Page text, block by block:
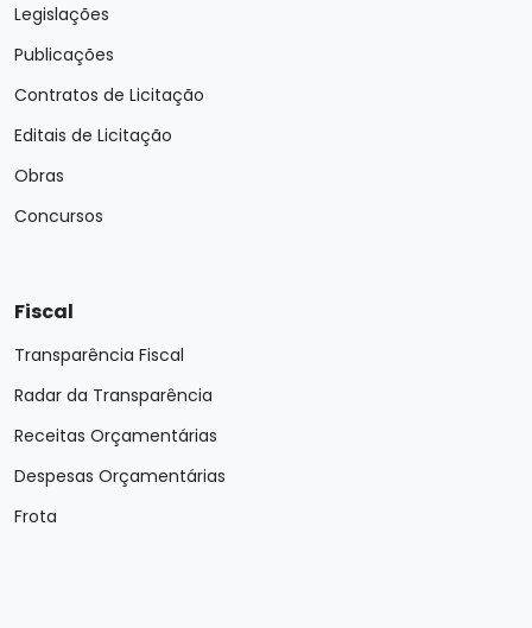
Legislações
Publicações
Contratos de Licitação
Editais de Licitação
Obras
Concursos
Fiscal
Transparência Fiscal
Radar da Transparência
Receitas Orçamentárias
Despesas Orçamentárias
Frota